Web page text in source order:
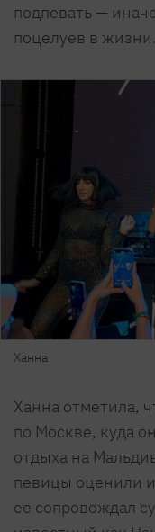
подпевать —
поцелуев в жизни.
Ханна
Ханна отметила,
по Москве, куда
отдыха на
певицы оценили
ее сопровождал